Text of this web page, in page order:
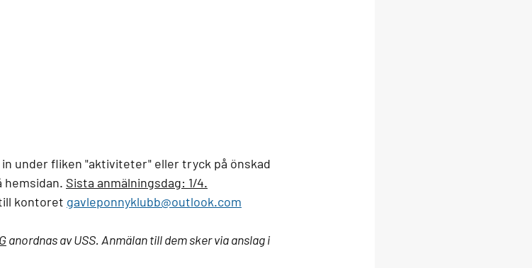
under fliken "aktiviteter" eller tryck på önskad
Sista anmälningsdag: 1/4.
kontoret gavleponnyklubb@outlook.com
anordnas av USS. Anmälan till dem sker via anslag i